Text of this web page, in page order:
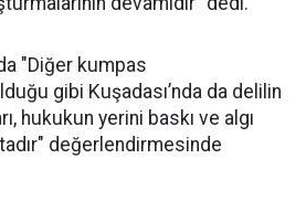
"Diğer kumpas
gibi Kuşadası’nda da delilin
hukukun yerini baskı ve algı
değerlendirmesinde